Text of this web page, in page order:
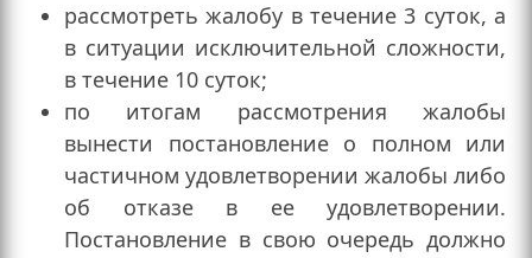
рассмотреть жалобу в течение 3 суток, а
в ситуации исключительной сложности,
в течение 10 суток;
по итогам рассмотрения жалобы
вынести постановление о полном или
частичном удовлетворении жалобы либо
об отказе в ее удовлетворении.
Постановление в свою очередь должно